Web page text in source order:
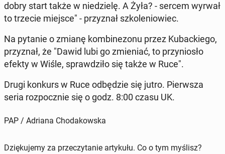
dobry start także w nie­dzie­lę. A Żyła? - sercem wyrwał
to trzecie miejsce" - przy­znał szko­le­nio­wiec.
Na pytanie o zmianę kom­bi­ne­zo­nu przez Ku­bac­kie­go,
przy­znał, że "Dawid lubi go zmie­niać, to przy­nio­sło
efekty w Wiśle, spraw­dzi­ło się także w Ruce".
Drugi konkurs w Ruce od­bę­dzie się jutro. Pierw­sza
seria roz­pocz­nie się o godz. 8:00 czasu UK.
PAP / Adriana Chodakowska
Dziękujemy za przeczytanie artykułu. Co o tym myślisz?